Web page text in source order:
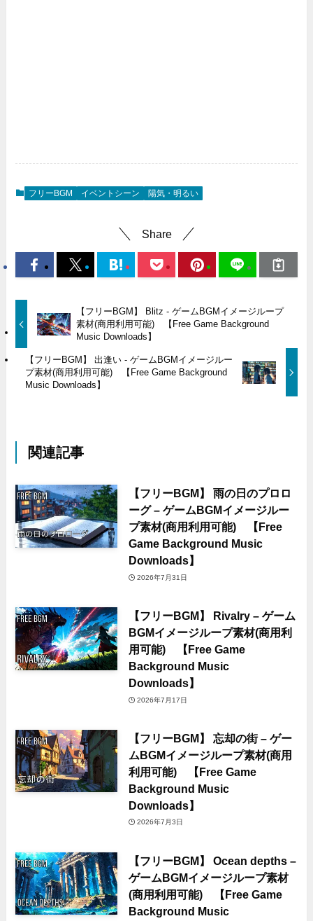
フリーBGM イベントシーン 陽気・明るい
Share
【フリーBGM】 Blitz - ゲームBGMイメージループ
素材(商用利用可能) 【Free Game Background
Music Downloads】
【フリーBGM】 出逢い - ゲームBGMイメージルー
プ素材(商用利用可能) 【Free Game Background
Music Downloads】
関連記事
【フリーBGM】 雨の日のプロロ
ーグ – ゲームBGMイメージルー
プ素材(商用利用可能) 【Free
Game Background Music
Downloads】
2026年7月31日
【フリーBGM】 Rivalry – ゲーム
BGMイメージループ素材(商用利
用可能) 【Free Game
Background Music
Downloads】
2026年7月17日
【フリーBGM】 忘却の街 – ゲー
ムBGMイメージループ素材(商用
利用可能) 【Free Game
Background Music
Downloads】
2026年7月3日
【フリーBGM】 Ocean depths –
ゲームBGMイメージループ素材
(商用利用可能) 【Free Game
Background Music